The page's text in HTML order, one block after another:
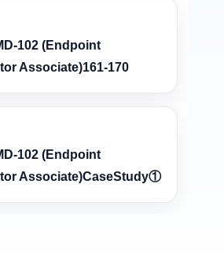
102 (Endpoint
Associate)161-170
102 (Endpoint
Associate)CaseStudy①